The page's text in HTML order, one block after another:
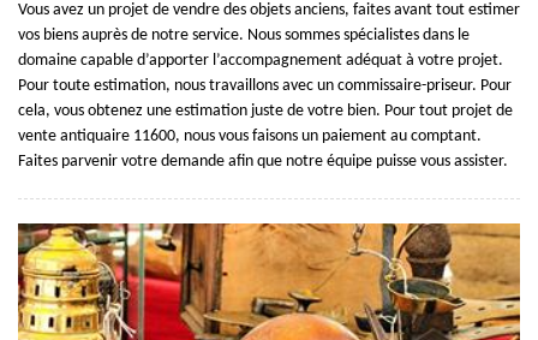
Vous avez un projet de vendre des objets anciens, faites avant tout estimer
vos biens auprès de notre service. Nous sommes spécialistes dans le
domaine capable d’apporter l’accompagnement adéquat à votre projet.
Pour toute estimation, nous travaillons avec un commissaire-priseur. Pour
cela, vous obtenez une estimation juste de votre bien. Pour tout projet de
vente antiquaire 11600, nous vous faisons un paiement au comptant.
Faites parvenir votre demande afin que notre équipe puisse vous assister.